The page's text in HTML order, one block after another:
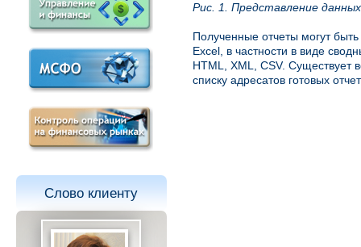
Слово клиенту
Рис. 1. Представление
Полученные отчеты могут
Excel, в частности в виде
HTML, XML, CSV. Существует
списку адресатов готовых